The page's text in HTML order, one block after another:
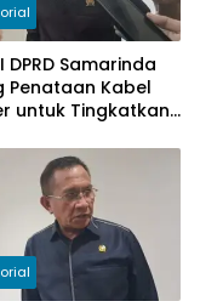
DPRD Samarinda
Penataan Kabel
untuk Tingkatkan